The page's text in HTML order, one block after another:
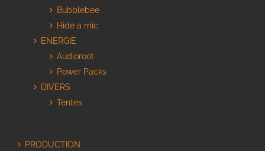
Bubblebee
Hide a mic
ENERGIE
Audioroot
Power Packs
DIVERS
Tentes
PRODUCTION